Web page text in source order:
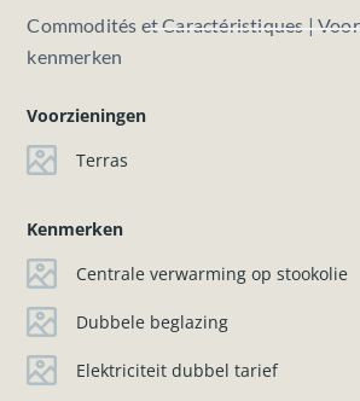
Commodités et Caractéristiques |
kenmerken
Voorzieningen
Terras
Kenmerken
Centrale verwarming op stookolie
Dubbele beglazing
Elektriciteit dubbel tarief